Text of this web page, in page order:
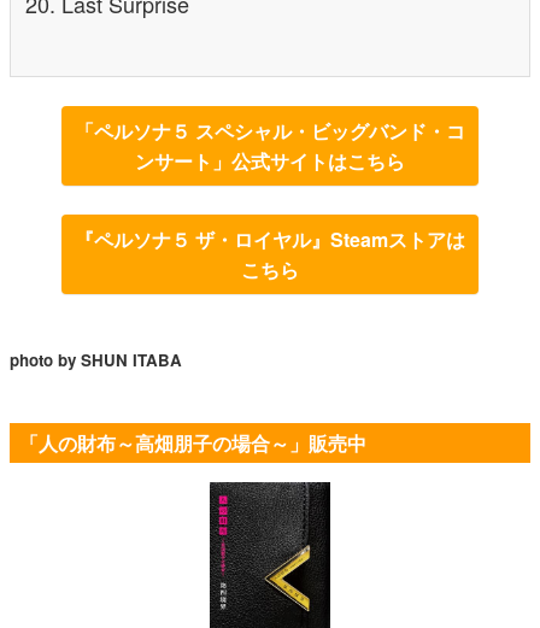
「ペルソナ５ スペシャル・ビッグバンド・コ
ンサート」公式サイトはこちら
『ペルソナ５ ザ・ロイヤル』Steamストアは
こちら
photo by SHUN ITABA
「人の財布～高畑朋子の場合～」販売中